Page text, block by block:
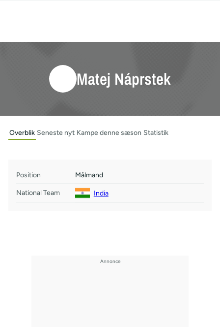
Matej Náprstek
Overblik Seneste nyt Kampe denne sæson Statistik
Position Målmand
National Team India